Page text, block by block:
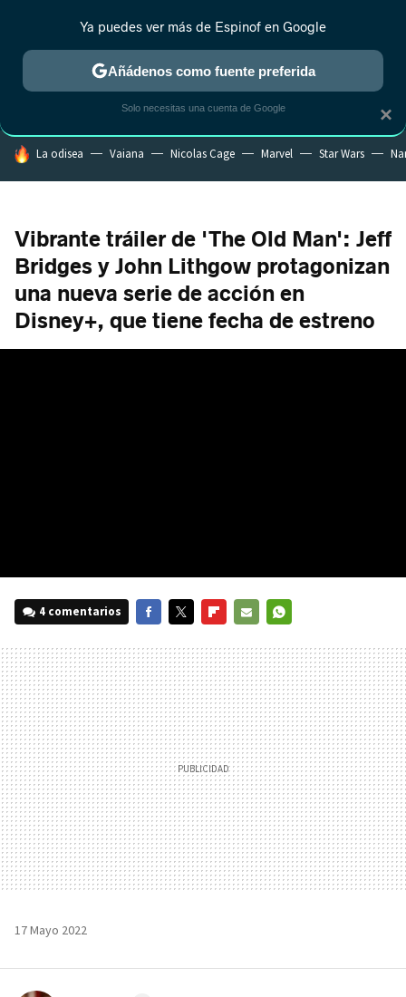
ESTRENOS REALITY ANIME RANKINGS CINE
HOY SE HABLA DE
La odisea Vaiana Nicolas Cage Marvel Star Wars
Vibrante tráiler de 'The Old Man': Jeff
Bridges y John Lithgow protagonizan
una nueva serie de acción en
Disney+, que tiene fecha de estreno
4 comentarios
MAIL
17 Mayo 2022
×
Ya puedes ver más de Espinof en Google
Añádenos como fuente preferida
Solo necesitas una cuenta de Google